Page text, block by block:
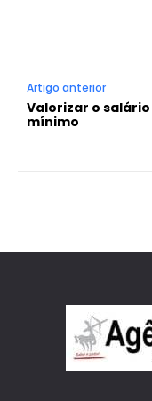
Artigo anterior
Valorizar o salário
mínimo